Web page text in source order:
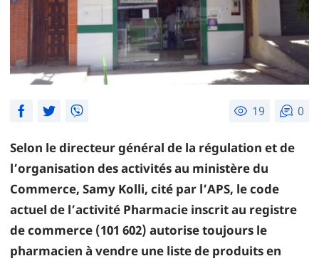
19 0
Selon le directeur général de la régulation et de
l’organisation des activités au ministère du
Commerce, Samy Kolli, cité par l’APS, le code
actuel de l’activité Pharmacie inscrit au registre
de commerce (101 602) autorise toujours le
pharmacien à vendre une liste de produits en